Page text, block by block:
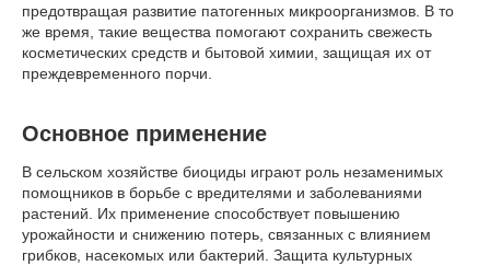
предотвращая развитие патогенных микроорганизмов. В то
же время, такие вещества помогают сохранить свежесть
косметических средств и бытовой химии, защищая их от
преждевременного порчи.
Основное применение
В сельском хозяйстве биоциды играют роль незаменимых
помощников в борьбе с вредителями и заболеваниями
растений. Их применение способствует повышению
урожайности и снижению потерь, связанных с влиянием
грибков, насекомых или бактерий. Защита культурных